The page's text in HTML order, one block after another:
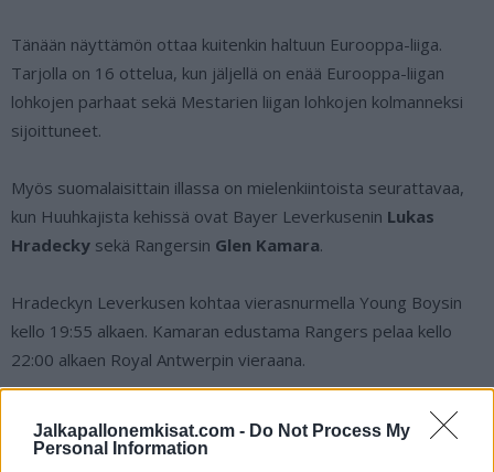
Jalkapallonemkisat.com - Do Not Process My
Personal Information
Tänään näyttämön ottaa kuitenkin haltuun Eurooppa-liiga.
Tarjolla on 16 ottelua, kun jäljellä on enää Eurooppa-liigan
lohkojen parhaat sekä Mestarien liigan lohkojen kolmanneksi
sijoittuneet.
Myös suomalaisittain illassa on mielenkiintoista seurattavaa,
kun Huuhkajista kehissä ovat Bayer Leverkusenin Lukas
Hradecky sekä Rangersin Glen Kamara.
Hradeckyn Leverkusen kohtaa vierasnurmella Young Boysin
kello 19:55 alkaen. Kamaran edustama Rangers pelaa kello
22:00 alkaen Royal Antwerpin vieraana.
C More näyttää kaikki UEL-ottelut. Katso siis, tarjoavatko
Huuhkajien pelaajatavaimet
joukkueidensa voittoon ja